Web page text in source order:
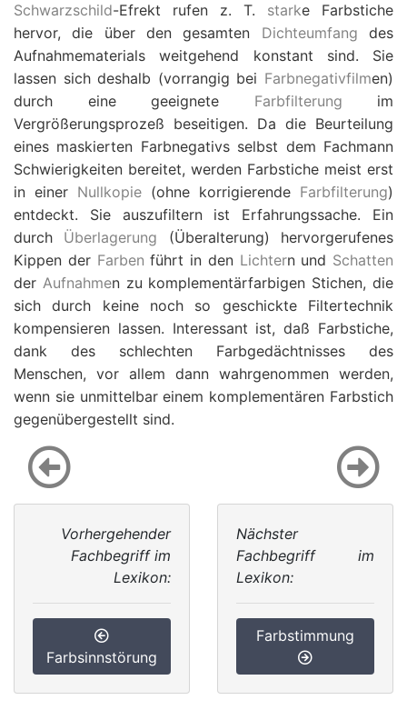
Schwarzschild-Efrekt rufen z. T. starke Farbstiche
hervor, die über den gesamten Dichteumfang des
Aufnahmematerials weitgehend konstant sind. Sie
lassen sich deshalb (vorrangig bei Farbnegativfilmen)
durch eine geeignete Farbfilterung im
Vergrößerungsprozeß beseitigen. Da die Beurteilung
eines maskierten Farbnegativs selbst dem Fachmann
Schwierigkeiten bereitet, werden Farbstiche meist erst
in einer Nullkopie (ohne korrigierende Farbfilterung)
entdeckt. Sie auszufiltern ist Erfahrungssache. Ein
durch Überlagerung (Überalterung) hervorgerufenes
Kippen der Farben führt in den Lichtern und Schatten
der Aufnahmen zu komplementärfarbigen Stichen, die
sich durch keine noch so geschickte Filtertechnik
kompensieren lassen. Interessant ist, daß Farbstiche,
dank des schlechten Farbgedächtnisses des
Menschen, vor allem dann wahrgenommen werden,
wenn sie unmittelbar einem komplementären Farbstich
gegenübergestellt sind.
Vorhergehender
Fachbegriff im
Lexikon:
Farbsinnstörung
Nächster
Fachbegriff im
Lexikon:
Farbstimmung